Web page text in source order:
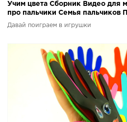
Учим цвета Сборник Видео
про пальчики Семья пальчиков
Давай поиграем в игрушки